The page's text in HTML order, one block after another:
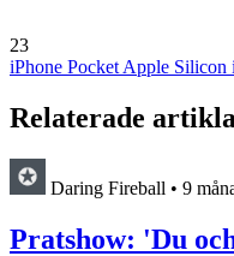
23
iPhone Pocket Apple Silicon
Relaterade
Daring Fireball • 9
Pratshow: 'Du